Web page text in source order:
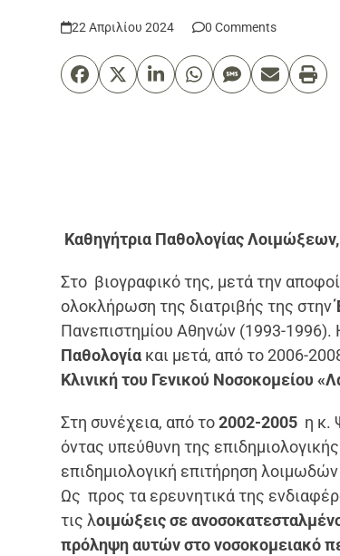
22 Απριλίου 2024 0 Comments
Καθηγήτρια Παθολογίας
Στο βιογραφικό της, μετά την
ολοκλήρωση της διατριβής της στην
Πανεπιστημίου Αθηνών (1993-1996).
Παθολογία και μετά, από το 2006-
Κλινική του Γενικού Νοσοκομείου
Στη συνέχεια, από το2002-2005 η κ.
όντας υπεύθυνη της
επιδημιολογική επιτήρηση
Ως προς τα ερευνητικά της
τις λοιμώξεις σε
πρόληψη αυτών στο νοσοκομειακό